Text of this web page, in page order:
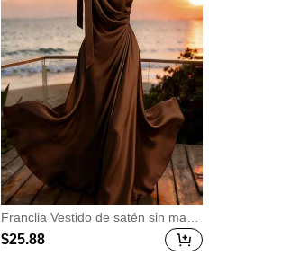
Franclia Vestido de satén sin mang
as elegante con hombro anudado,
vestido marrón, vestido de gala, ve
$25.88